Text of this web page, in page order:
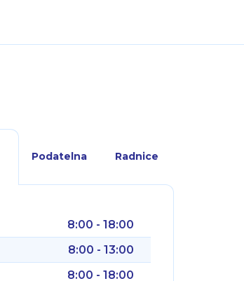
Podatelna Radnice
8:00 - 18:00
8:00 - 13:00
8:00 - 18:00